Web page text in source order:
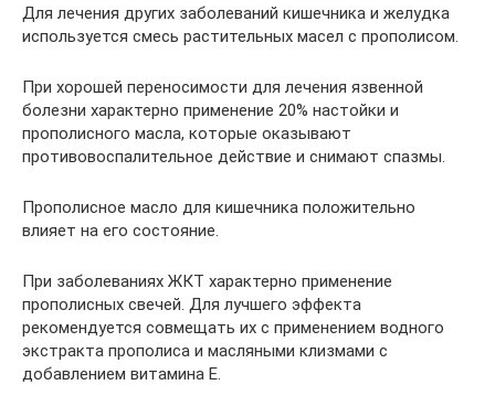
Для лечения других заболеваний кишечника и желудка
используется смесь растительных масел с прополисом.
При хорошей переносимости для лечения язвенной
болезни характерно применение 20% настойки и
прополисного масла, которые оказывают
противовоспалительное действие и снимают спазмы.
Прополисное масло для кишечника положительно
влияет на его состояние.
При заболеваниях ЖКТ характерно применение
прополисных свечей. Для лучшего эффекта
рекомендуется совмещать их с применением водного
экстракта прополиса и масляными клизмами с
добавлением витамина Е.